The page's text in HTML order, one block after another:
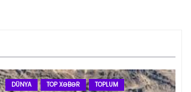
DÜNYA TOP XƏBƏR TOPLUM